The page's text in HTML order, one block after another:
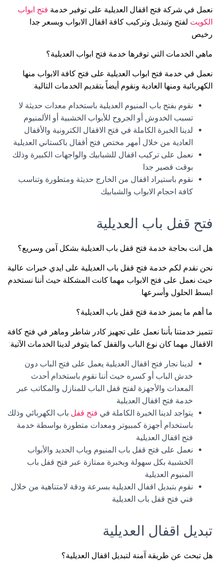
نعمل في شركة فتح اقفال العديلية على توفير خدمة فتح ابواب
الكويت لفتح وتبديل وتركيب كافة اقفال الابواب وبسعر جدا
رخيص
ماهي الخدمات التي توفرها خدمة فتح ابواب العديلية؟
نعمل في خدمة فتح ابواب العديلية على فتح كافة الابواب منها
الكهربائية ومنها العادية ونقوم أيضاً بتقديم الخدمات التالية:
نقوم بفتح باب المنيوم العديلية باستخدام معدات حديثة لا
تسبب الخدوش أو الجروح للأبواب الخشبية أو الألمنيوم
لدينا الخبرة الكاملة في فتح الاقفال الكترونية والأقفال
العادية من خلال أمهر مختص فتح أقفال باكستاني العديلية
نعمل على تركيب اقفال للشبابيك والواجهات الكبيرة وذلك
بوقت قصير جدا
نقوم باستيراد اقفال من الخارج حديثة ومتطورة وتناسب
كافة احجام الابواب والشبابيك
فتح قفل باب العديلية
هل انت بحاجة خدمة فتح قفل باب العديلية بشكل آمن وسريع؟
نحن نقدم لكم خدمة فتح قفل باب العديلية على ايدي خبرات عالية
حيث نعمل على فتح الابواب مهما كانت المشكلة حيث أننا نستخدم
ابسط الحلول وأسرعها.
ما أهم ما يميز خدمة فتح قفل باب العديلية؟
تتميز خدمتنا بأننا نعمل على تجهيز كادر شاطر وماهر في فتح كافة
الاقفال مهما كان نوع الباب والقفل كما يتوفر لدينا الخدمات الآتية:
لدينا نجار فتح اقفال العديلية يعمل على فتح الباب دون
خدش الباب أو كسره حيث أننا نقوم باستخدام أحدث
المعدات والأجهزة لفتح قفل الباب للمنازل والمكاتب عبر
خدمة فتح اقفال العديلية
يتواجد لدينا الخبرة الكاملة في فتح قفل باب الكهربائي وذلك
باستخدام أجهزة كمبيوتر ومعدات متطورة بواسطة خدمة
فتح اقفال العديلية
نعمل على فتح قفل باب المنيوم وباب الحديد والأبواب
الخشبية بكل سهولة وبخبرة ممتازة عبر فتح قفل باب
المنيوم العديلية
نقوم بتبديل اقفال العديلية بسرعة ودقة لامتناهية من خلال
فني فتح قفل باب العديلية
تبديل اقفال العديلية
هل تبحث عن طريقة آمنة لتبديل اقفال العديلية؟